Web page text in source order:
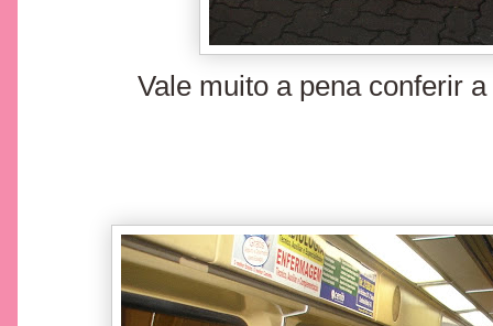
Vale muito a pena conferir